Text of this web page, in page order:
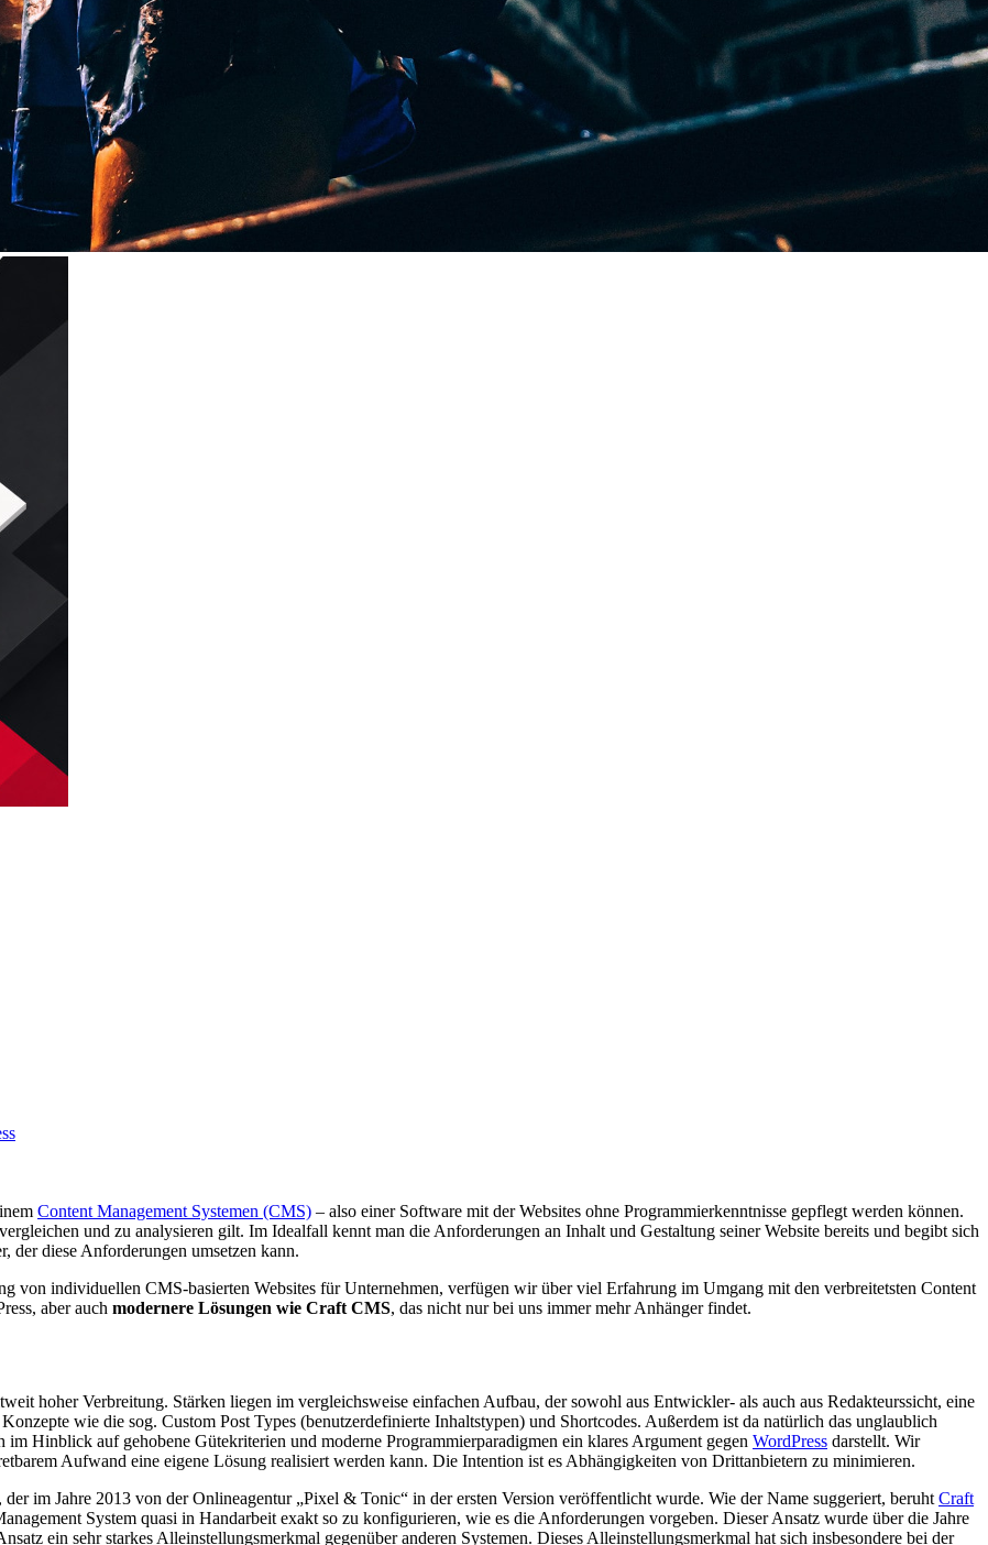
Content Management Systemen (CMS) – also einer Software mit der Websites ohne Programmierkenntnisse gepflegt werden können.
und zu analysieren gilt. Im Idealfall kennt man die Anforderungen an Inhalt und Gestaltung seiner Website bereits und begibt sich
der diese Anforderungen umsetzen kann.
individuellen CMS-basierten Websites für Unternehmen, verfügen wir über viel Erfahrung im Umgang mit den verbreitetsten Content
aber auch modernere Lösungen wie Craft CMS, das nicht nur bei uns immer mehr Anhänger findet.
hoher Verbreitung. Stärken liegen im vergleichsweise einfachen Aufbau, der sowohl aus Entwickler- als auch aus Redakteurssicht, eine
wie die sog. Custom Post Types (benutzerdefinierte Inhaltstypen) und Shortcodes. Außerdem ist da natürlich das unglaublich
Hinblick auf gehobene Gütekriterien und moderne Programmierparadigmen ein klares Argument gegen WordPress darstellt. Wir
Aufwand eine eigene Lösung realisiert werden kann. Die Intention ist es Abhängigkeiten von Drittanbietern zu minimieren.
im Jahre 2013 von der Onlineagentur „Pixel & Tonic“ in der ersten Version veröffentlicht wurde. Wie der Name suggeriert, beruht Craft
System quasi in Handarbeit exakt so zu konfigurieren, wie es die Anforderungen vorgeben. Dieser Ansatz wurde über die Jahre
ein sehr starkes Alleinstellungsmerkmal gegenüber anderen Systemen. Dieses Alleinstellungsmerkmal hat sich insbesondere bei der